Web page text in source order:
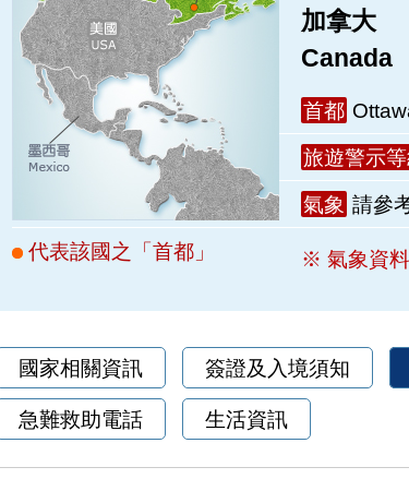
代表該國之「首都」
加拿大
Canada
首都
旅遊警示等
氣象 請參
※ 氣象資料
國家相關資訊 簽證及入境須知
急難救助電話 生活資訊